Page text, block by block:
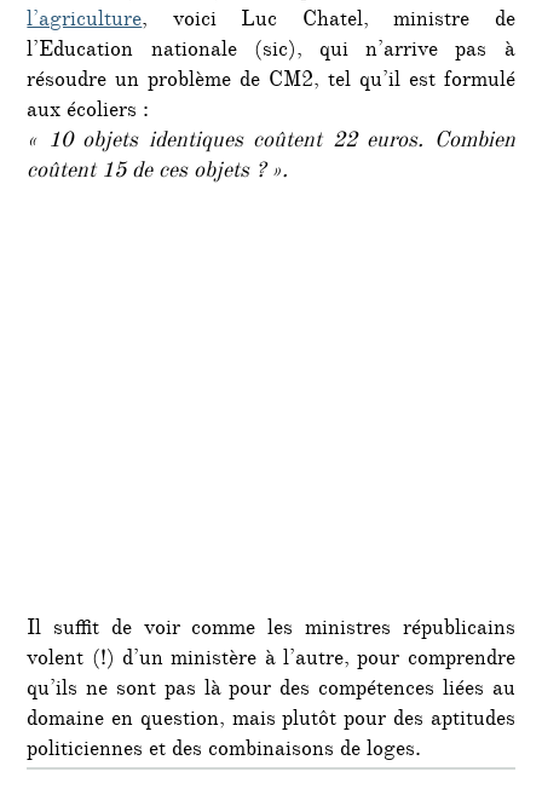
l’agriculture, voici Luc Chatel, ministre de
l’Education nationale (sic), qui n’arrive pas à
résoudre un problème de CM2, tel qu’il est formulé
aux écoliers :
« 10 objets identiques coûtent 22 euros. Combien
coûtent 15 de ces objets ? ».
Il suffit de voir comme les ministres républicains
volent (!) d’un ministère à l’autre, pour comprendre
qu’ils ne sont pas là pour des compétences liées au
domaine en question, mais plutôt pour des aptitudes
politiciennes et des combinaisons de loges.